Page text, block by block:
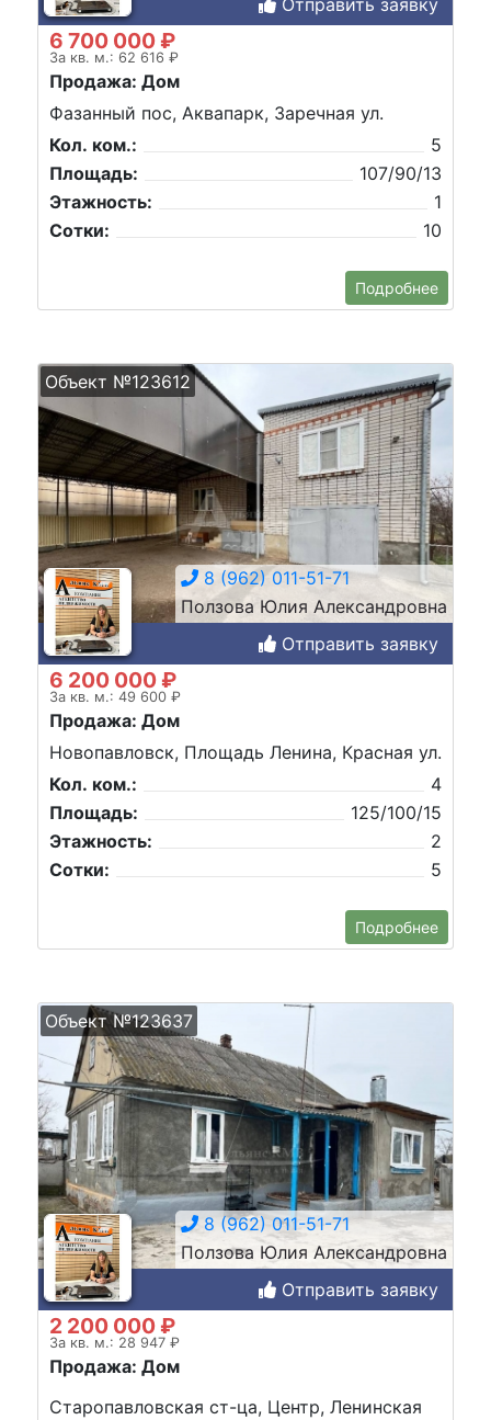
6 700 000 ₽
За кв. м.: 62 616 ₽
Продажа: Дом
Фазанный пос, Аквапарк, Заречная ул.
Кол. ком.:
5
Площадь:
107/90/13
Этажность:
1
Сотки:
10
Подробнее
Объект №123612
8 (962) 011-51-71
Ползова Юлия Александровна
Отправить заявку
6 200 000 ₽
За кв. м.: 49 600 ₽
Продажа: Дом
Новопавловск, Площадь Ленина, Красная ул.
Кол. ком.:
4
Площадь:
125/100/15
Этажность:
2
Сотки:
5
Подробнее
Объект №123637
8 (962) 011-51-71
Ползова Юлия Александровна
Отправить заявку
2 200 000 ₽
За кв. м.: 28 947 ₽
Продажа: Дом
Старопавловская ст-ца, Центр, Ленинская